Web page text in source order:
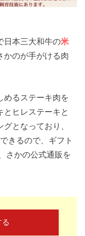
日本三大和牛の米
かのが手がける肉
めるステーキ肉を
とヒレステーキと
となっており、
きるので、ギフト
さかの公式通販を